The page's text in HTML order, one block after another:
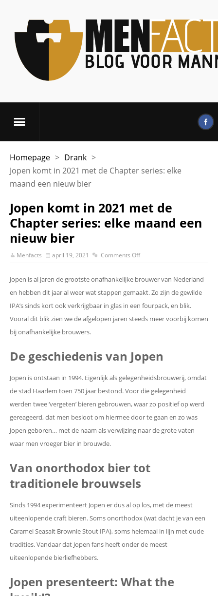
Homepage > Drank >
Jopen komt in 2021 met de Chapter series: elke
maand een nieuw bier
Jopen komt in 2021 met de
Chapter series: elke maand een
nieuw bier
Menfacts april 19, 2021 Comments Off
Jopen is al jaren de grootste onafhankelijke brouwer van Nederland
en hebben dit jaar al weer wat stappen gemaakt. Zo zijn de gewilde
IPA’s sinds kort ook verkrijgbaar in glas in een fourpack, en blik.
Vooral dit blik zien we de afgelopen jaren steeds meer voorbij komen
bij onafhankelijke brouwers.
De geschiedenis van Jopen
Jopen is ontstaan in 1994. Eigenlijk als gelegenheidsbrouwerij, omdat
de stad Haarlem toen 750 jaar bestond. Voor die gelegenheid
werden twee ‘vergeten’ bieren gebrouwen, waar zo positief op werd
gereageerd, dat men besloot om hiermee door te gaan en zo was
Jopen geboren… met de naam als verwijzing naar de grote vaten
waar men vroeger bier in brouwde.
Van onorthodox bier tot
traditionele brouwsels
Sinds 1994 experimenteert Jopen er dus al op los, met de meest
uiteenlopende craft bieren. Soms onorthodox (wat dacht je van een
Caramel Seasalt Brownie Stout IPA), soms helemaal in lijn met oude
tradities. Vandaar dat Jopen fans heeft onder de meest
uiteenlopende bierliefhebbers.
Jopen presenteert: What the